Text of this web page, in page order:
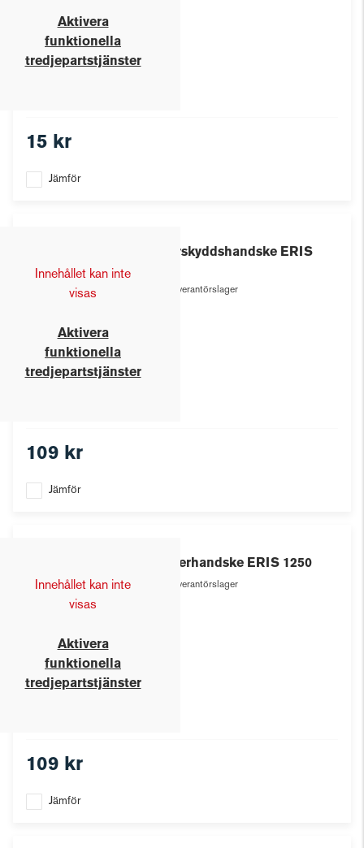
Aktivera
funktionella
tredjepartstjänster
15 kr
Jämför
Innehållet kan inte
visas
Aktivera
funktionella
tredjepartstjänster
Skärskyddshandske ERIS
Leverantörslager
109 kr
Jämför
Innehållet kan inte
visas
Aktivera
funktionella
tredjepartstjänster
Vinterhandske ERIS 1250
Leverantörslager
109 kr
Jämför